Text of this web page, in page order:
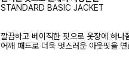
STANDARD BASIC JACKET
깔끔하고 베이직한 핏으로 옷장에 하
어깨 패드로 더욱 멋스러운 아웃핏을